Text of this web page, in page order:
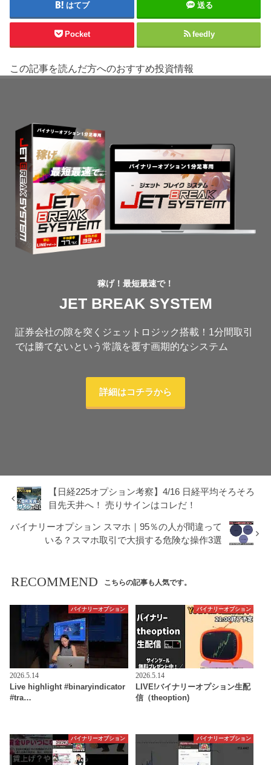
はてブ 送る
Pocket feedly
この記事を読んだ方へのおすすめ投資情報
稼げ！最短最速で！
JET BREAK SYSTEM
証券会社の隙を突くジェットロジック搭載！1分間取引
では勝てないという常識を覆す画期的なシステム
詳細はコチラから
【日経225オプション考察】4/16 日経平均そろそろ
目先天井へ！ 売りサインはコレだ！
バイナリーオプション スマホ｜95％の人が間違って
いる？スマホ取引で大損する危険な操作3選
RECOMMEND こちらの記事も人気です。
バイナリーオプション
2026.5.14
Live highlight #binaryindicator
#tra…
バイナリーオプション
2026.5.14
LIVE!バイナリーオプション生配
信（theoption)
バイナリーオプション バイナリーオプション